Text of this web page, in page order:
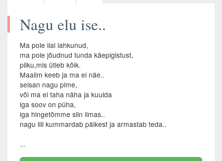
Nagu elu ise..
Ma pole iial lahkunud,
ma pole jõudnud tunda käepigistust,
pilku,mis ütleb kõik.
Maailm keeb ja ma ei näe..
seisan nagu pime,
või ma ei taha näha ja kuulda
iga soov on püha,
iga hingetõmme siin ilmas..
nagu lill kummardab päikest ja armastab teda..
...